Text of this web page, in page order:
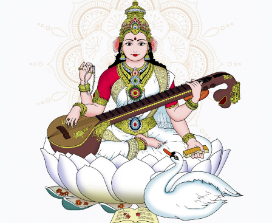
LehrerInnen
KUNST
Aktuell
MUSIK
Aktuell
Get-together